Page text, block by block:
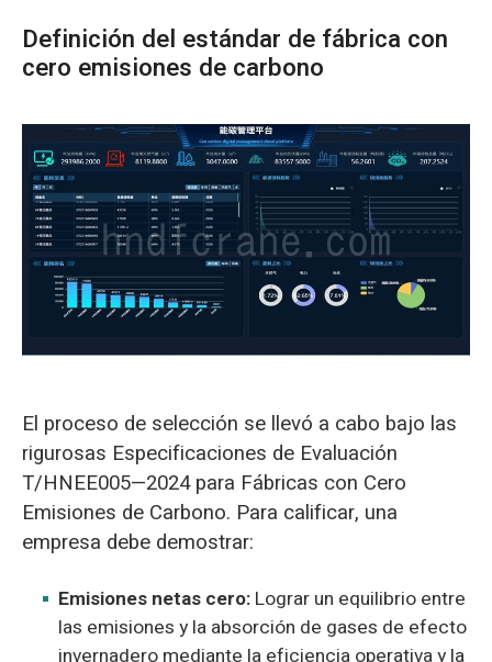
Definición del estándar de fábrica con
cero emisiones de carbono
El proceso de selección se llevó a cabo bajo las
rigurosas Especificaciones de Evaluación
T/HNEE005—2024 para Fábricas con Cero
Emisiones de Carbono. Para calificar, una
empresa debe demostrar:
Emisiones netas cero: Lograr un equilibrio entre
las emisiones y la absorción de gases de efecto
invernadero mediante la eficiencia operativa y la